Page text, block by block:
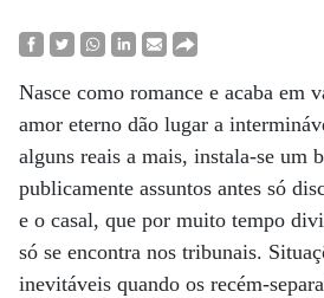
Nasce como romance e acaba em
amor eterno dão lugar a
alguns reais a mais, instala-se um
publicamente assuntos antes só
e o casal, que por muito tempo
só se encontra nos tribunais.
inevitáveis quando os recém-